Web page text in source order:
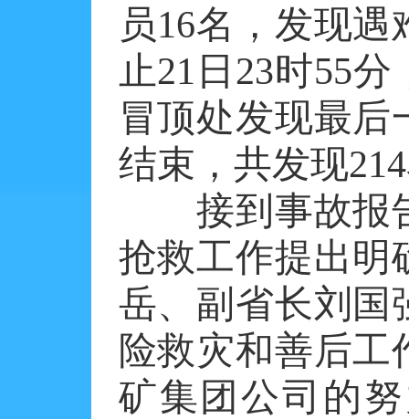
员16名，发现
止21日23时55
冒顶处发现最
结束，共发现
接到事故报告
抢救工作提出明
岳、副省长刘国
险救灾和善后
矿集团公司的